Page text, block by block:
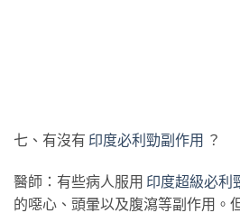
七、有沒有 印度必利勁副作用 ？
醫師：有些病人服用 印度超級必利
的噁心、頭暈以及腹瀉等副作用。